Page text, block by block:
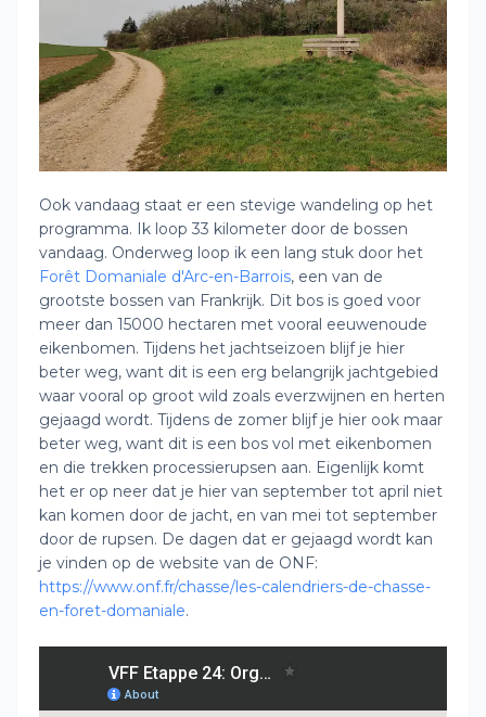
Ook vandaag staat er een stevige wandeling op het
programma. Ik loop 33 kilometer door de bossen
vandaag. Onderweg loop ik een lang stuk door het
Forêt Domaniale d'Arc-en-Barrois, een van de
grootste bossen van Frankrijk. Dit bos is goed voor
meer dan 15000 hectaren met vooral eeuwenoude
eikenbomen. Tijdens het jachtseizoen blijf je hier
beter weg, want dit is een erg belangrijk jachtgebied
waar vooral op groot wild zoals everzwijnen en herten
gejaagd wordt. Tijdens de zomer blijf je hier ook maar
beter weg, want dit is een bos vol met eikenbomen
en die trekken processierupsen aan. Eigenlijk komt
het er op neer dat je hier van september tot april niet
kan komen door de jacht, en van mei tot september
door de rupsen. De dagen dat er gejaagd wordt kan
je vinden op de website van de ONF:
https://www.onf.fr/chasse/les-calendriers-de-chasse-
en-foret-domaniale.